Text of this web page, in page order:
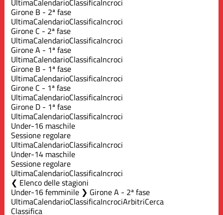
Girone B - 2ª fase
UltimaCalendarioClassificaIncroci
Girone C - 2ª fase
UltimaCalendarioClassificaIncroci
Girone A - 1ª fase
UltimaCalendarioClassificaIncroci
Girone B - 1ª fase
UltimaCalendarioClassificaIncroci
Girone C - 1ª fase
UltimaCalendarioClassificaIncroci
Girone D - 1ª fase
UltimaCalendarioClassificaIncroci
Under-16 maschile
Sessione regolare
UltimaCalendarioClassificaIncroci
Under-14 maschile
Sessione regolare
UltimaCalendarioClassificaIncroci
Elenco delle stagioni
Under-16 femminile ❯ Girone A - 2ª fase
UltimaCalendarioClassificaIncrociArbitriCerca
Classifica